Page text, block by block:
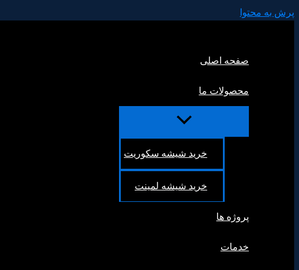
پرش به محتوا
صفحه اصلی
محصولات ما
خرید شیشه سکوریت
خرید شیشه لمینت
پروژه ها
خدمات